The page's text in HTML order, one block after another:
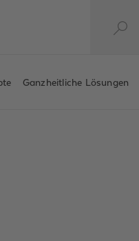
Ganzheitliche Lösungen